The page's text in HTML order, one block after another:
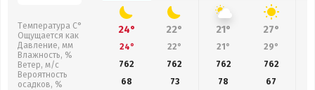
Температура С°
Ощущается как
Давление, мм
Влажность, %
Ветер, м/с
Вероятность
осадков, %
24° 22° 21° 27°
24° 22° 21° 29°
762
762 762 762
68
73 78 67